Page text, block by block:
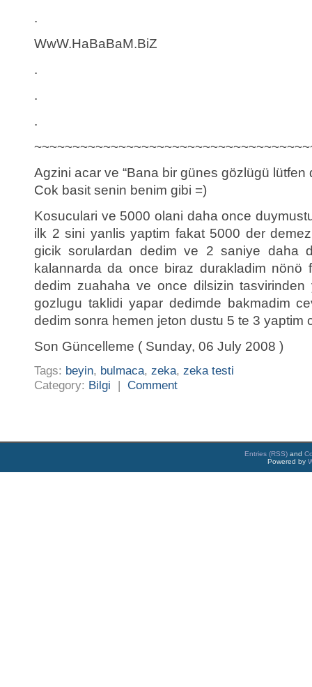
.
WwW.HaBaBaM.BiZ
.
.
.
Agzini acar ve “Bana bir günes gözlügü lütfen
Cok basit senin benim gibi =)
Kosuculari ve 5000 olani daha once
ilk 2 sini yanlis yaptim fakat 5000 der
gicik sorulardan dedim ve 2 saniye daha
kalannarda da once biraz durakladim nönö
dedim zuahaha ve once dilsizin
gozlugu taklidi yapar dedimde bakmadim
dedim sonra hemen jeton dustu 5 te 3 yaptim
Son Güncelleme ( Sunday, 06 July 2008 )
Tags: beyin, bulmaca, zeka, zeka testi
Category: Bilgi | Comment
Entries (RSS) and
Powered by